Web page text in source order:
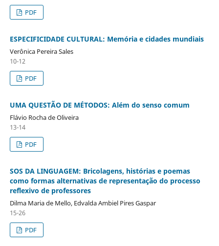
PDF
ESPECIFICIDADE CULTURAL: Memória e cidades mundiais
Verônica Pereira Sales
10-12
PDF
UMA QUESTÃO DE MÉTODOS: Além do senso comum
Flávio Rocha de Oliveira
13-14
PDF
SOS DA LINGUAGEM: Bricolagens, histórias e poemas
como formas alternativas de representação do processo
reflexivo de professores
Dilma Maria de Mello, Edvalda Ambiel Pires Gaspar
15-26
PDF